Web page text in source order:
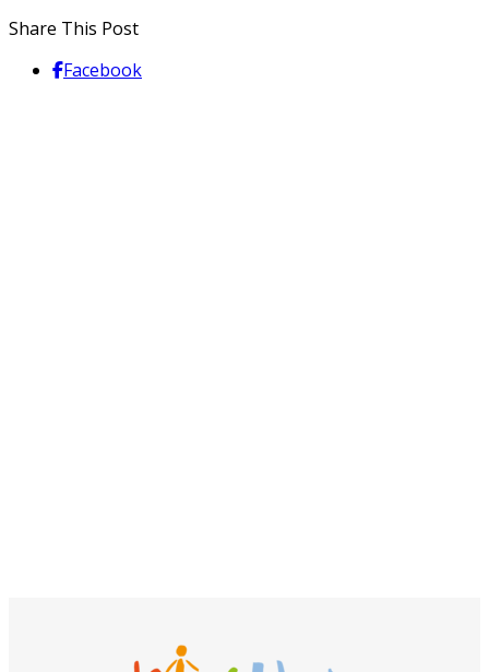
Share This Post
Facebook